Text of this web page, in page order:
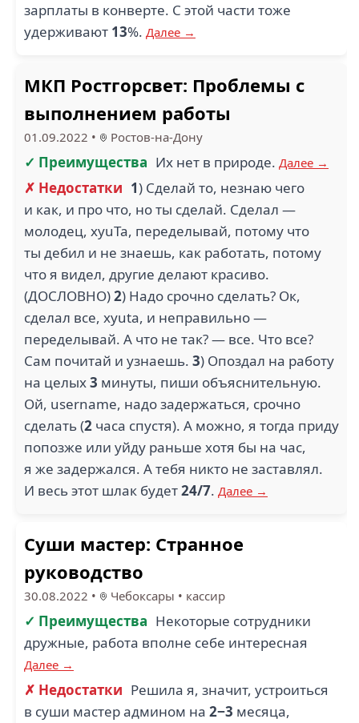
зарплаты в конверте. С этой части тоже
удерживают 13%. Далее →
МКП Ростгорсвет: Проблемы с
выполнением работы
01.09.2022 • Ростов-на-Дону
✓ Преимущества Их нет в природе. Далее →
✗ Недостатки 1) Сделай то, незнаю чего
и как, и про что, но ты сделай. Сделал —
молодец, хyuTa, переделывай, потому что
ты дебил и не знаешь, как работать, потому
что я видел, другие делают красиво.
(ДОСЛОВНО)2) Надо срочно сделать? Ок,
сделал все, xyuta, и неправильно —
переделывай. А что не так? — все. Что все?
Сам почитай и узнаешь. 3) Опоздал на работу
на целых3 минуты, пиши объяснительную.
Ой, username, надо задержаться, срочно
сделать (2 часа спустя). А можно, я тогда приду
попозже или уйду раньше хотя бы на час,
я же задержался. А тебя никто не заставлял.
И весь этот шлак будет24/7. Далее →
Суши мастер: Странное
руководство
30.08.2022 • Чебоксары • кассир
✓ Преимущества Некоторые сотрудники
дружные, работа вполне себе интересная
Далее →
✗ Недостатки Решила я, значит, устроиться
в суши мастер админом на 2−3 месяца,